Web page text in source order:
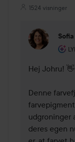
1524 visninger
Sofia
Hej Johru!
Denne
udgroninger
deres egen